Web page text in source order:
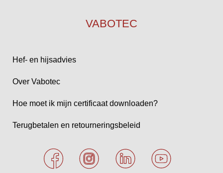
VABOTEC
Hef- en hijsadvies
Over Vabotec
Hoe moet ik mijn certificaat downloaden?
Terugbetalen en retourneringsbeleid